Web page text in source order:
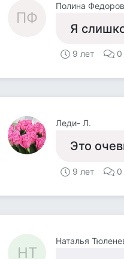
ПФ
Полина
Я
9 лет 0
Леди- Л.
Это
9 лет 0
НТ
Наталья